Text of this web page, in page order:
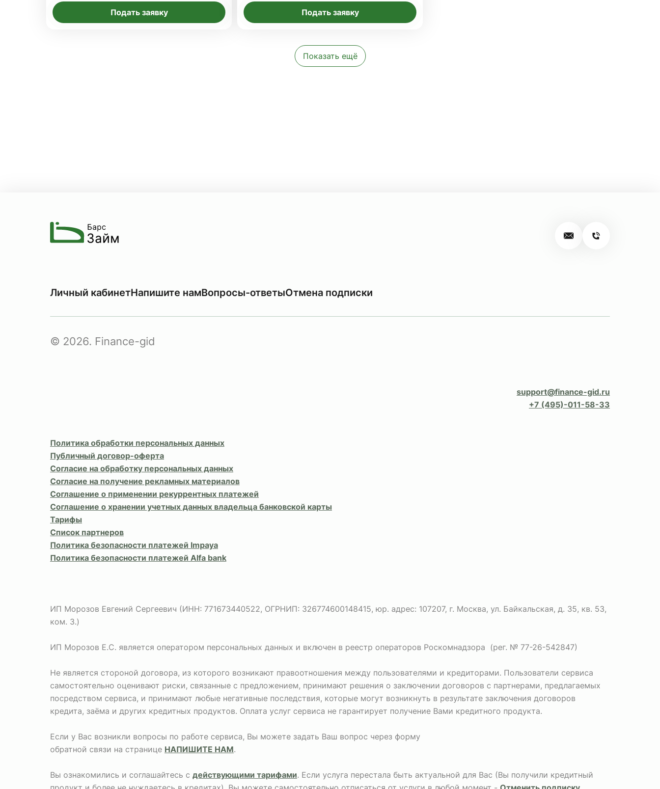
Подать заявку Подать заявку
Показать ещё
Личный кабинетНапишите намВопросы-ответыОтмена подписки
© 2026. Finance-gid
support@finance-gid.ru
+7 (495)-011-58-33
Политика обработки персональных данных
Публичный договор-оферта
Согласие на обработку персональных данных
Согласие на получение рекламных материалов
Соглашение о применении рекуррентных платежей
Соглашение о хранении учетных данных владельца банковской карты
Тарифы
Список партнеров
Политика безопасности платежей Impaya
Политика безопасности платежей Alfa bank
ИП Морозов Евгений Сергеевич (ИНН: 771673440522, ОГРНИП: 326774600148415, юр. адрес: 107207, г. Москва, ул. Байкальская, д. 35, кв. 53,
ком. 3.)
ИП Морозов Е.С. является оператором персональных данных и включен в реестр операторов Роскомнадзора (рег. № 77-26-542847)
Не является стороной договора, из которого возникают правоотношения между пользователями и кредиторами. Пользователи сервиса
самостоятельно оценивают риски, связанные с предложением, принимают решения о заключении договоров с партнерами, предлагаемых
посредством сервиса, и принимают любые негативные последствия, которые могут возникнуть в результате заключения договоров
кредита, заёма и других кредитных продуктов. Оплата услуг сервиса не гарантирует получение Вами кредитного продукта.
Если у Вас возникли вопросы по работе сервиса, Вы можете задать Ваш вопрос через форму
обратной связи на странице НАПИШИТЕ НАМ.
Вы ознакомились и соглашайтесь с действующими тарифами. Если услуга перестала быть актуальной для Вас (Вы получили кредитный